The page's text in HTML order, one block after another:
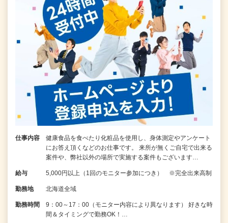
仕事内容
健康食品を食べたり化粧品を使用し、身体測定やアンケート
にお答え頂くなどのお仕事です。 来所が無くご自宅で出来る
案件や、弊社以外の場所で実施する案件もございます…
給与 5,000円以上（1回のモニター参加につき） ※完全出来高制
勤務地 北海道全域
勤務時間
9：00～17：00（モニター内容により異なります） 好きな時
間＆タイミングで勤務OK！…